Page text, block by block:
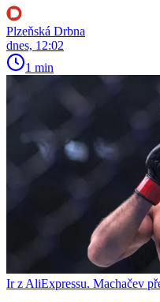
Plzeňská Drbna
dnes, 12:02
1 min
Ir z AliExpressu. Machačev